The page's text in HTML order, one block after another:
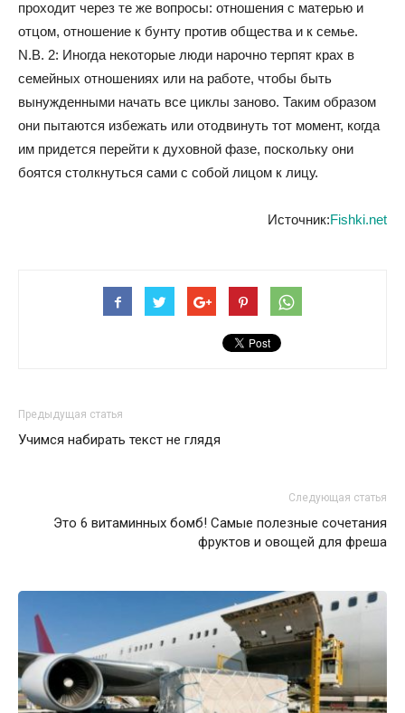
проходит через те же вопросы: отношения с матерью и
отцом, отношение к бунту против общества и к семье.
N.B. 2: Иногда некоторые люди нарочно терпят крах в
семейных отношениях или на работе, чтобы быть
вынужденными начать все циклы заново. Таким образом
они пытаются избежать или отодвинуть тот момент, когда
им придется перейти к духовной фазе, поскольку они
боятся столкнуться сами с собой лицом к лицу.
Источник:Fishki.net
Предыдущая статья
Учимся набирать текст не глядя
Следующая статья
Это 6 витаминных бомб! Самые полезные сочетания
фруктов и овощей для фреша